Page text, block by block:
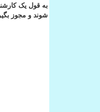
به قول یک
شوند و مجوز